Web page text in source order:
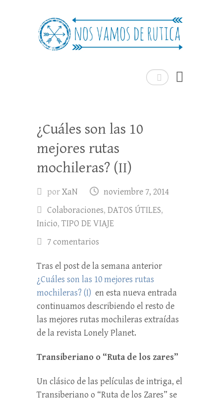
Buscar
Nos Vamos de Rutica
¿Cuáles son las 10
mejores rutas
mochileras? (II)
porXaN
noviembre 7, 2014
Colaboraciones, DATOS ÚTILES,
Inicio,TIPO DE VIAJE
7 comentarios
Tras el post de la semana anterior
¿Cuáles son las 10 mejores rutas
mochileras? (I) en esta nueva entrada
continuamos describiendo el resto de
las mejores rutas mochileras extraídas
de la revista Lonely Planet.
Transiberiano o “Ruta de los zares”
Un clásico de las películas de intriga, el
Transiberiano o “Ruta de los Zares” se